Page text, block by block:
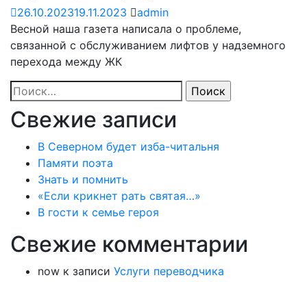
26.10.202319.11.2023
admin
Весной наша газета написала о проблеме,
связанной с обслуживанием лифтов у надземного
перехода между ЖК
Найти:
Свежие записи
В Северном будет изба-читальня
Памяти поэта
Знать и помнить
«Если крикнет рать святая…»
В гости к семье героя
Свежие комментарии
now к записи Услуги переводчика